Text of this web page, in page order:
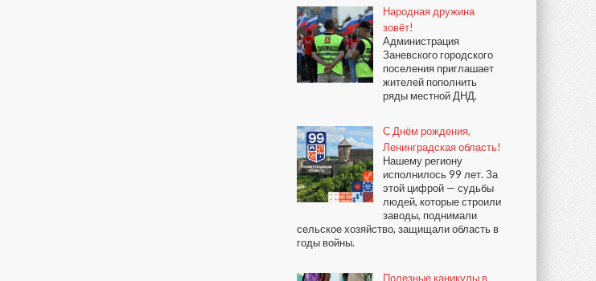
Народная дружина
зовёт!
Администрация
Заневского городского
поселения приглашает
жителей пополнить
ряды местной ДНД.
С Днём рождения,
Ленинградская область!
Нашему региону
исполнилось 99 лет. За
этой цифрой — судьбы
людей, которые строили
заводы, поднимали
сельское хозяйство, защищали область в
годы войны.
Полезные каникулы в